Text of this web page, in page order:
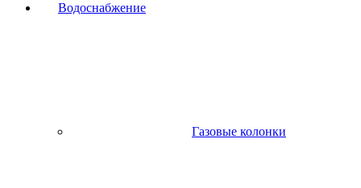
Водоснабжение
Газовые колонки